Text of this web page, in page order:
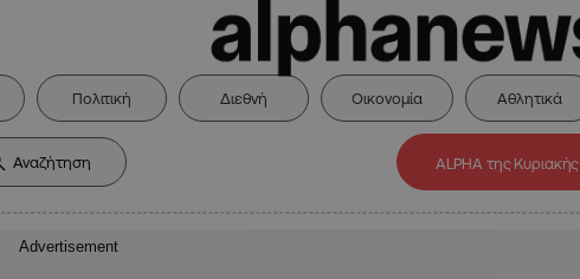
Πολιτική Διεθνή Οικονομία Αθλητικά
ALPHA της Κυριακής
Advertisement